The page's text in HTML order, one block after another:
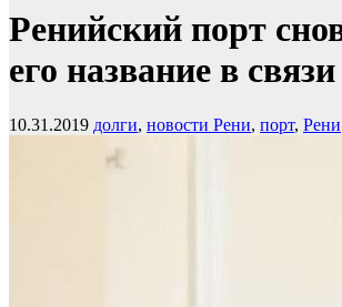
Ренийский порт
его название в
10.31.2019 долги, новости Рени, порт, Рени